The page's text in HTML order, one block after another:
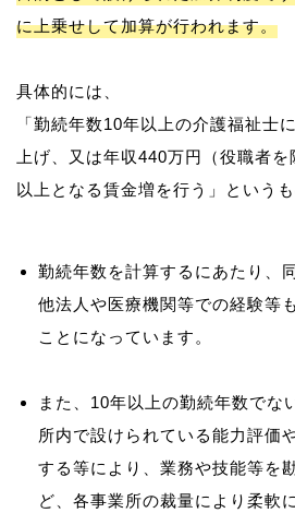
に上乗せして加算が行われます。
具体的には、
「勤続年数10年以上の介護福祉士
上げ、又は年収440万円（役職者を
勤続年数を計算するにあたり、
他法人や医療機関等での経験等
ことになっています。
また、10年以上の勤続年数でな
所内で設けられている能力評価
する等により、業務や技能等を
ど、各事業所の裁量により柔軟